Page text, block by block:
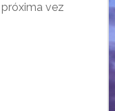
vez